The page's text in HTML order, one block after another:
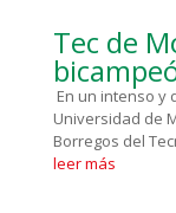
Tec de
En un intenso y
Universidad de
Borregos del
leer más